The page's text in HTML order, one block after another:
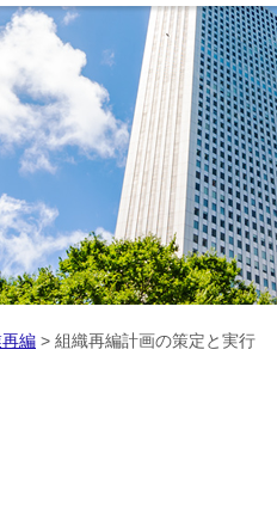
編 > 組織再編計画の策定と実行